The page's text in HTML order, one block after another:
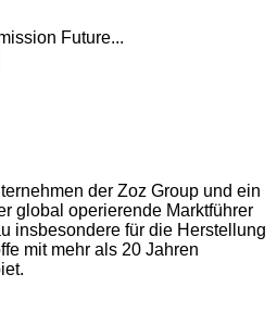
Future...
der Zoz Group und ein
global operierende Marktführer
insbesondere für die Herstellung
mit mehr als 20 Jahren